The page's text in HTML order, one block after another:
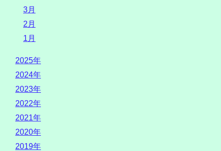
3月
2月
1月
2025年
2024年
2023年
2022年
2021年
2020年
2019年